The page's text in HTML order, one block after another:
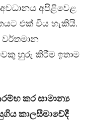
අපිළිවෙළ
එක් විය හැකියි.
හුරු කිරීම ඉතාම
කර සාමාන්‍ය
කාලසීමාවේදී